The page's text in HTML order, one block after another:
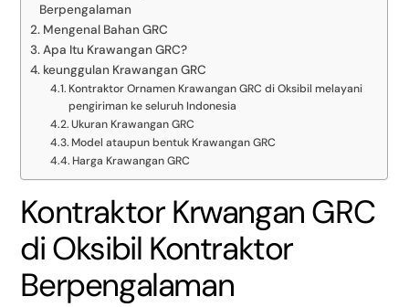
Berpengalaman
Mengenal Bahan GRC
Apa Itu Krawangan GRC?
keunggulan Krawangan GRC
Kontraktor Ornamen Krawangan GRC di Oksibil melayani
pengiriman ke seluruh Indonesia
Ukuran Krawangan GRC
Model ataupun bentuk Krawangan GRC
Harga Krawangan GRC
Kontraktor Krwangan GRC
di Oksibil Kontraktor
Berpengalaman